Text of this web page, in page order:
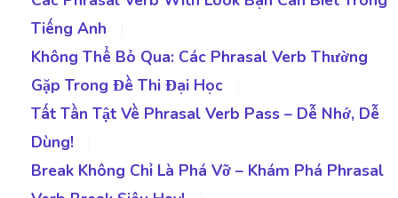
Tiếng Anh
Không Thể Bỏ Qua: Các Phrasal Verb Thường
Gặp Trong Đề Thi Đại Học
Tất Tần Tật Về Phrasal Verb Pass – Dễ Nhớ, Dễ
Dùng!
Break Không Chỉ Là Phá Vỡ – Khám Phá Phrasal